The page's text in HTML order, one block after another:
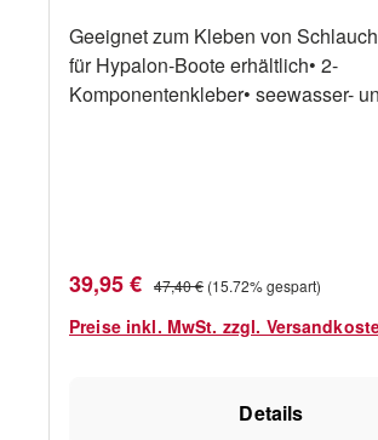
Geeignet zum Kleben von
für Hypalon-Boote erhältlich• 2-
Komponentenkleber• seewasser-
Verkaufspreis:
39,95 € Regulärer Preis:
47,40 € (15.72% gespart)
Preise inkl. MwSt. zzgl.
Details